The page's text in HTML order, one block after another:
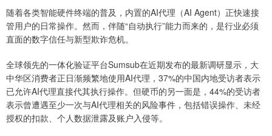
随着各类智能硬件终端的普及，内置的AI代理（AI Agent）正快速接
管用户的日常操作。然而，伴随“自动执行”能力而来的，是行业必须
直面的数字信任与新型欺诈危机。
全球领先的一体化验证平台Sumsub在近期发布的最新调研显示，大
中华区消费者正日渐频繁地使用AI代理，37%的中国内地受访者表示
已允许AI代理直接代其执行操作。但硬币的另一面是，44%的受访者
表示曾遭遇至少一次与AI代理相关的风险事件，包括错误操作、未经
授权的扣款、个人数据泄露及账户入侵等。